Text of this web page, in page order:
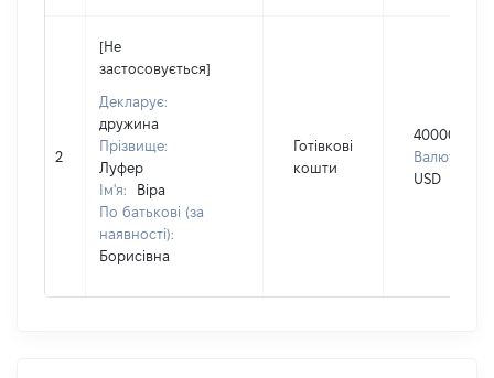
2
[Не
застосовується]
Декларує:
дружина
Прізвище:
Луфер
Ім'я:
Віра
По батькові (за
наявності):
Борисівна
Готівкові
кошти
40000
Валюта:
USD